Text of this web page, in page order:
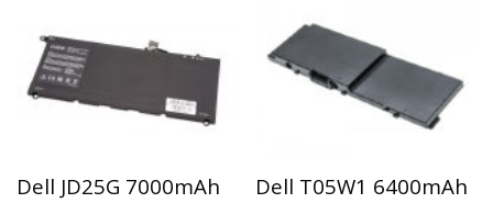
Dell JD25G 7000mAh Dell T05W1 6400mAh